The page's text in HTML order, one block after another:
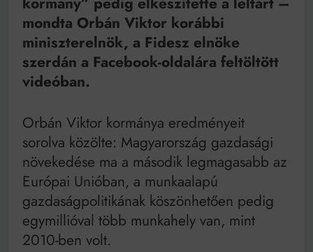
Mindenki a világot akarja uralni – de nem csak a 80-
as években
Bitumenes lapostetők: a bevált technológia akkor
működik, ha jól van felújítva
mondta Orbán Viktor korábbi
miniszterelnök, a Fidesz elnöke
szerdán a Facebook-oldalára feltöltött
videóban.
Orbán Viktor kormánya eredményeit
sorolva közölte: Magyarország gazdasági
növekedése ma a második legmagasabb az
Európai Unióban, a munkaalapú
gazdaságpolitikának köszönhetően pedig
egymillióval több munkahely van, mint
2010-ben volt.